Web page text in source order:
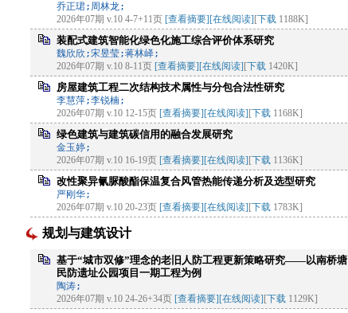
乔正珺;周林龙;
2026年07期 v.10 4-7+11页 [查看摘要][在线阅读] [下载 1188K]
装配式建筑智能化绿色化施工综合评价体系研究
魏欣欣;宋昱莹;蒋林峄;
2026年07期 v.10 8-11页 [查看摘要][在线阅读] [下载 1420K]
房屋建筑工程二次结构技术属性与分包合法性研究
李慧萍;李锐楠;
2026年07期 v.10 12-15页 [查看摘要][在线阅读] [下载 1168K]
绿色建筑与建筑碳信用的融合发展研究
金玉婷;
2026年07期 v.10 16-19页 [查看摘要][在线阅读] [下载 1136K]
改性聚异氰脲酸酯保温复合风管热能传递分析及选型研究
严刚华;
2026年07期 v.10 20-23页 [查看摘要][在线阅读] [下载 1783K]
规划与建筑设计
基于“城市双修”理念的老旧人防工程更新策略研究——以南桥塘
民防遗址公园项目一期工程为例
陶涛;
2026年07期 v.10 24-26+34页 [查看摘要][在线阅读] [下载 1129K]